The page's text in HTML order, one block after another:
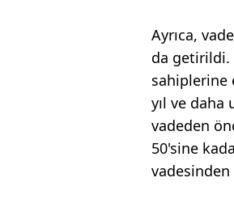
Ayrıca,
da getirildi.
sahiplerine
yıl ve daha
vadeden
50'sine